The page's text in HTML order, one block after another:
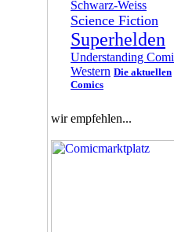
Schwarz-Weiss
Science Fiction
Superhelden
Understanding
Western Die aktuellen
Comics
wir empfehlen...